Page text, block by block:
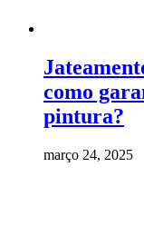
como
pintura?
março 24, 2025